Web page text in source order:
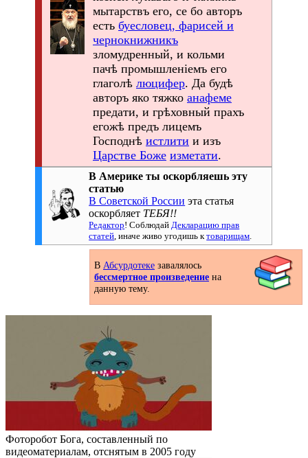
мытарствъ его, се бо авторъ
есть буесловец, фарисей и
чернокнижникъ
зломудренный, и кольми
пачѣ промышленіемъ его
глаголѣ люцифер. Да будѣ
авторъ яко тяжко анафеме
предати, и грѣховный прахъ
егожѣ предъ лицемъ
Господнѣ истлити и изъ
Царстве Боже изметати.
В Америке ты оскорбляешь эту
статью
В Советской России эта статья
оскорбляет ТЕБЯ!!
Редактор! Соблюдай Декларацию прав
статей , иначе живо угодишь ктоварищам
В Абсурдотеке завалялось
бессмертное произведение на
данную тему.
Фоторобот Бога, составленный по
видеоматериалам, отснятым в 2005 году